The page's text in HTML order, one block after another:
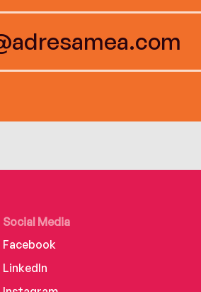
Social Media
Facebook
LinkedIn